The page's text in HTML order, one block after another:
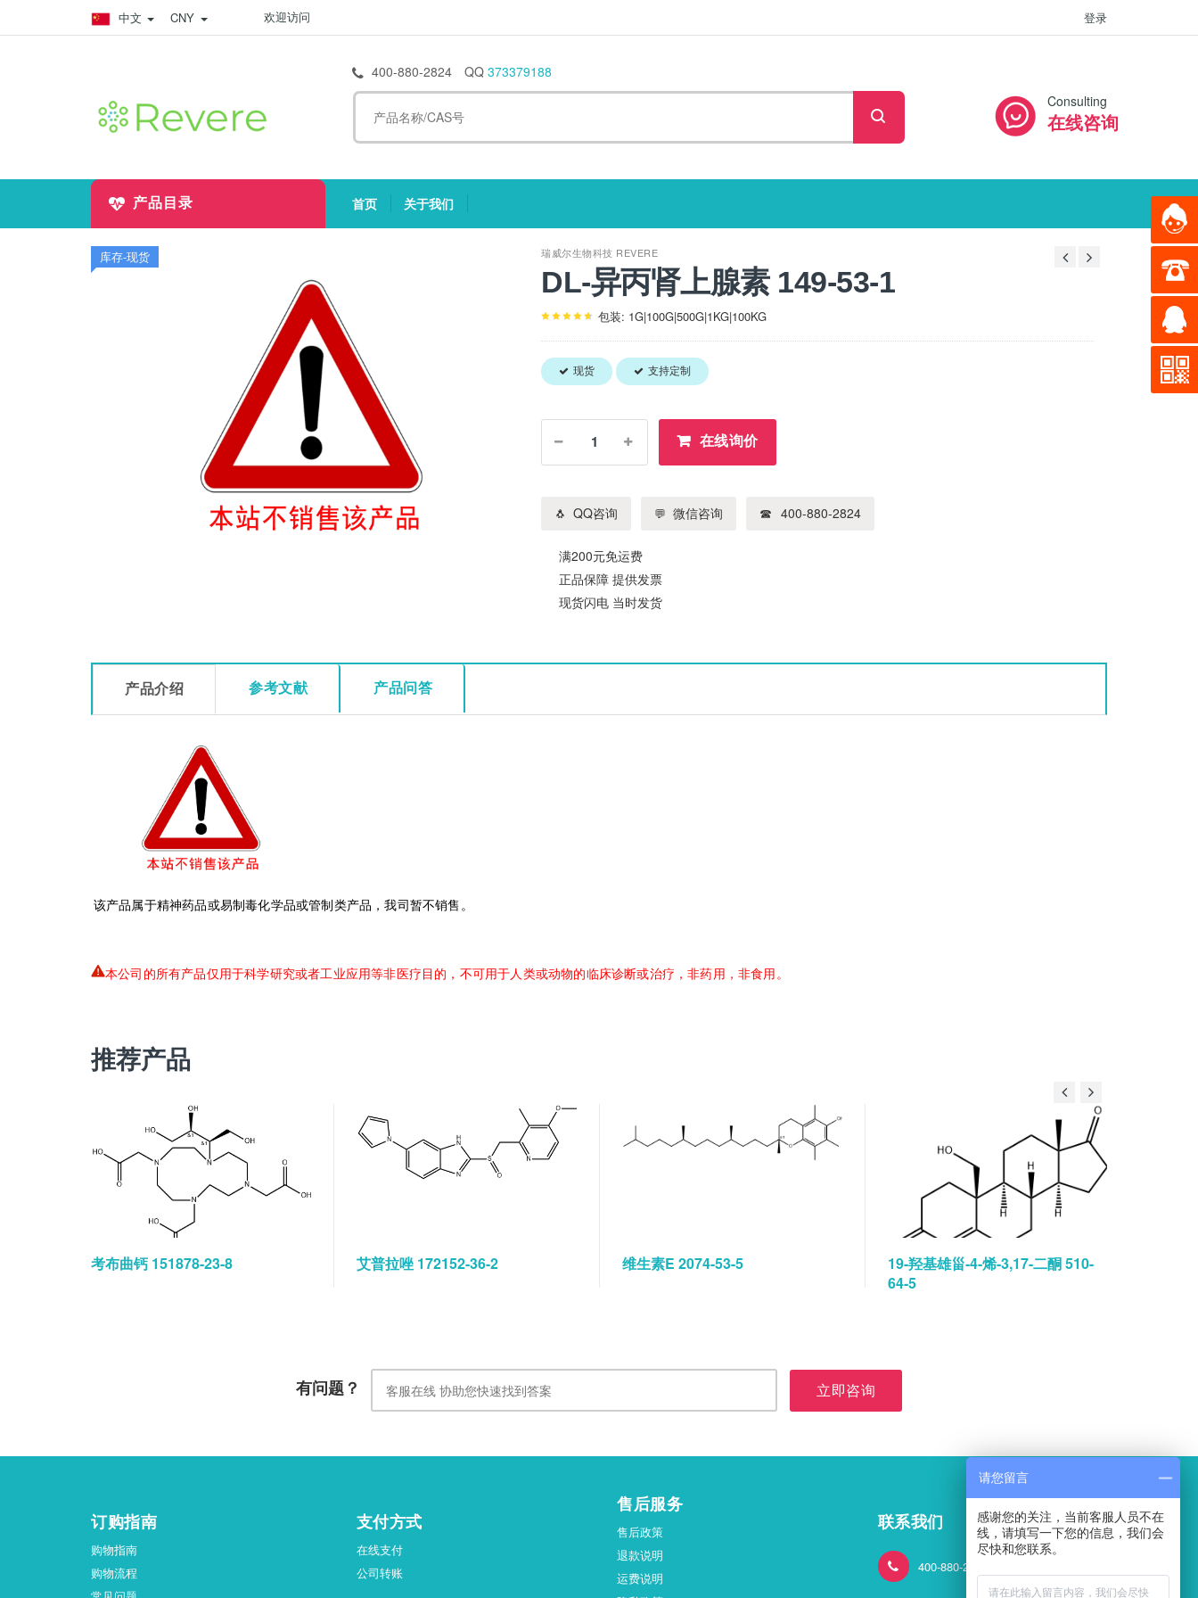
中文 CNY 欢迎访问 登录
400-880-2824 QQ 373379188
Consulting
在线咨询
产品目录
首页
关于我们
库存-现货 瑞威尔生物科技 REVERE
DL-异丙肾上腺素 149-53-1
包装: 1G|100G|500G|1KG|100KG
现货 支持定制
在线询价
QQ咨询 微信咨询 400-880-2824
满200元免运费
正品保障 提供发票
现货闪电 当时发货
产品介绍 参考文献 产品问答
该产品属于精神药品或易制毒化学品或管制类产品，我司暂不销售。
本公司的所有产品仅用于科学研究或者工业应用等非医疗目的，不可用于人类或动物的临床诊断或治疗，非药用，非食用。
推荐产品
考布曲钙 151878-23-8 艾普拉唑 172152-36-2 维生素E 2074-53-5
19-羟基雄甾-4-烯-3,17-二酮 510-
64-5
有问题？ 立即咨询
订购指南
购物指南
购物流程
支付方式
在线支付
公司转账
售后服务
售后政策
退款说明
运费说明
联系我们
400-880-2824
请您留言
感谢您的关注，当前客服人员不在
线，请填写一下您的信息，我们会
尽快和您联系。